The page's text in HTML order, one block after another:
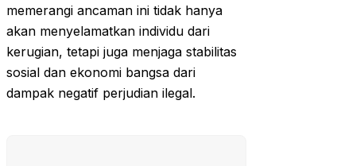
memerangi ancaman ini tidak hanya
akan menyelamatkan individu dari
kerugian, tetapi juga menjaga stabilitas
sosial dan ekonomi bangsa dari
dampak negatif perjudian ilegal.